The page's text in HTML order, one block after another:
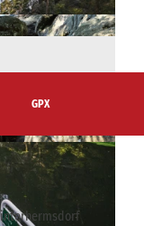
Sächsische Schwei
GPX